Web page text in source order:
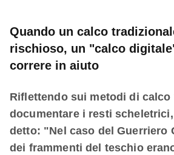
Quando un calco
rischioso, un "calco
correre in aiuto
Riflettendo sui metodi di
documentare i resti
detto: "Nel caso del Guerriero
dei frammenti del teschio